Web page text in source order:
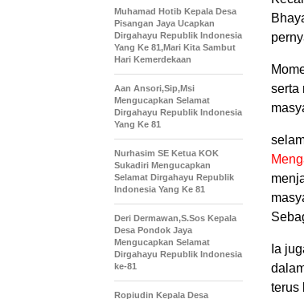
serta
Ia
terus
Muhamad Hotib Kepala Desa
Pisangan Jaya Ucapkan
Dirgahayu Republik Indonesia
Yang Ke 81,Mari Kita Sambut
Hari Kemerdekaan
Aan Ansori,Sip,Msi
Mengucapkan Selamat
Dirgahayu Republik Indonesia
Yang Ke 81
Nurhasim SE Ketua KOK
Sukadiri Mengucapkan
Selamat Dirgahayu Republik
Indonesia Yang Ke 81
Deri Dermawan,S.Sos Kepala
Desa Pondok Jaya
Mengucapkan Selamat
Dirgahayu Republik Indonesia
ke-81
Ropiudin Kepala Desa